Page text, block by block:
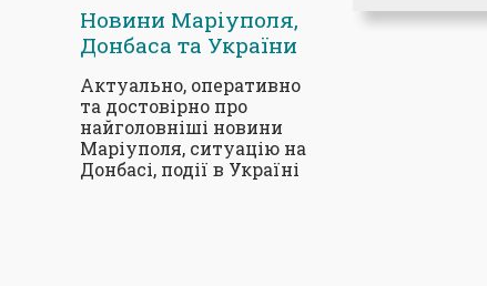
Новини Маріуполя,
Донбаса та України
Актуально, оперативно
та достовірно про
найголовніші новини
Маріуполя, ситуацію на
Донбасі, події в Україні